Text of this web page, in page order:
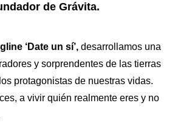
de Grávita.
‘Date un sí’, desarrollamos una
y sorprendentes de las tierras
protagonistas de nuestras vidas.
a vivir quién realmente eres y no